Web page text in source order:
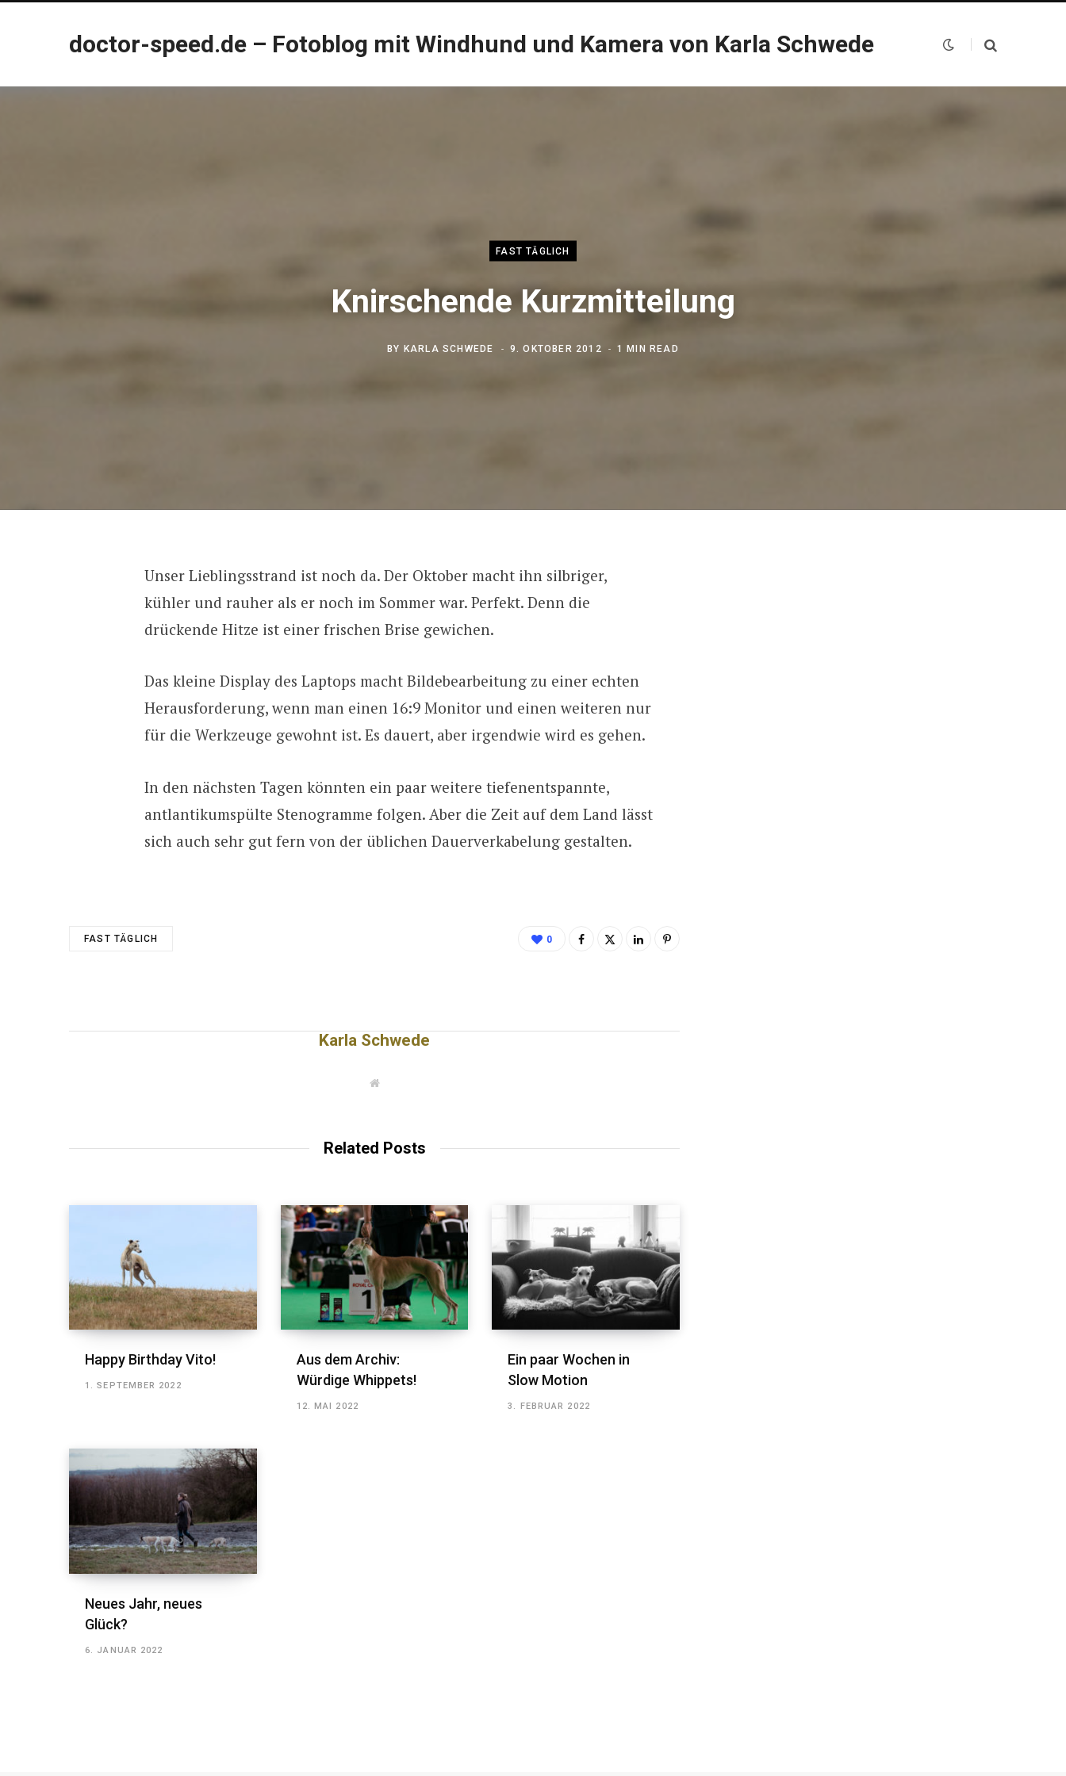
doctor-speed.de – Fotoblog mit Windhund und Kamera von Karla Schwede
FAST TÄGLICH
Knirschende Kurzmitteilung
BY KARLA SCHWEDE 9. OKTOBER 2012 1 MIN READ
Unser Lieblingsstrand ist noch da. Der Oktober macht ihn silbriger,
kühler und rauher als er noch im Sommer war. Perfekt. Denn die
drückende Hitze ist einer frischen Brise gewichen.
Das kleine Display des Laptops macht Bildebearbeitung zu einer echten
Herausforderung, wenn man einen 16:9 Monitor und einen weiteren nur
für die Werkzeuge gewohnt ist. Es dauert, aber irgendwie wird es gehen.
In den nächsten Tagen könnten ein paar weitere tiefenentspannte,
antlantikumspülte Stenogramme folgen. Aber die Zeit auf dem Land lässt
sich auch sehr gut fern von der üblichen Dauerverkabelung gestalten.
FAST TÄGLICH 0
Karla Schwede
W
Related Posts
Happy Birthday Vito!
1. SEPTEMBER 2022
Aus dem Archiv:
Würdige Whippets!
12. MAI 2022
Ein paar Wochen in
Slow Motion
3. FEBRUAR 2022
Neues Jahr, neues
Glück?
6. JANUAR 2022